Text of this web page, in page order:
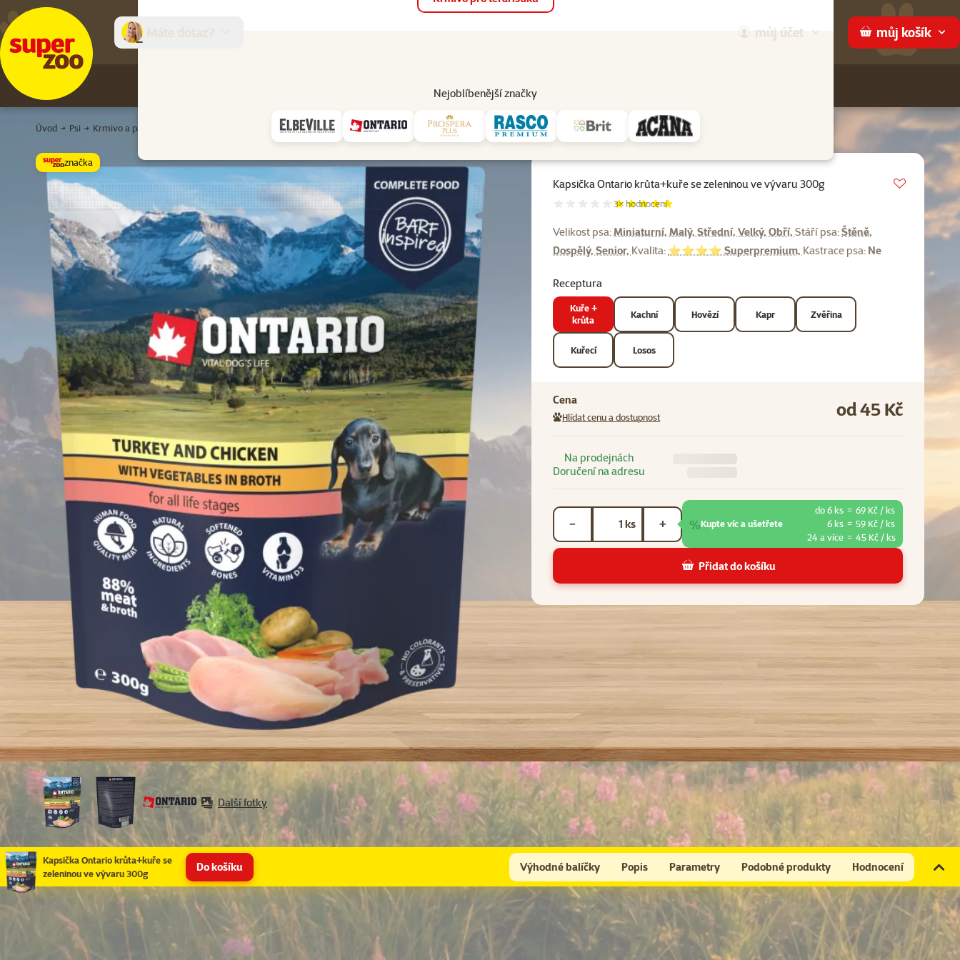
můj účet můj košík
Nejoblíbenější značky
Prodejny Služby
Úvod Psi Krmivo a pamlsky Pro dospělé psy Kapsička Ontario krůta+kuře se zeleninou ve vývaru 300g
Vložit do
Kapsička Ontario krůta+kuře se zeleninou ve vývaru 300g
Hodnocení 100%, počet hodnocení:
3× hodnocení
Velikost psa:Miniaturní, Malý, Střední, Velký, Obří, Stáří psa:Štěně,
Dospělý, Senior, Kvalita: ⭐⭐⭐⭐ Superpremium, Kastrace psa: Ne
Receptura
Kuře +
krůta
Kachní Hovězí Kapr Zvěřina
Kuřecí Losos
Cena
Hlídat cenu a dostupnost od 45 Kč
Na prodejnách
Doručení na adresu
ks
− + %Kupte víc a ušetřete
do 6 ks = 69 Kč / ks
6 ks = 59 Kč / ks
24 a více = 45 Kč / ks
Přidat do košíku
značka
Další fotky
Kapsička Ontario krůta+kuře se
zeleninou ve vývaru 300g
Do košíku Výhodné balíčky Popis Parametry Podobné produkty Hodnocení
Pro kompletní péči doporučujeme přikoupit